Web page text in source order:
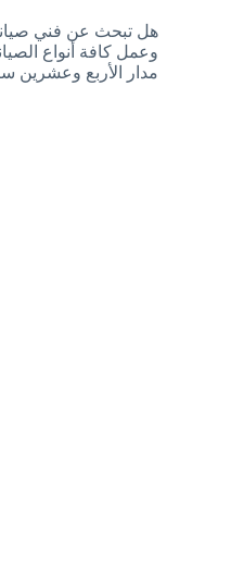
هل تبحث عن فني
وعمل كافة أنواع
مدار الأربع وعشرين ساعة